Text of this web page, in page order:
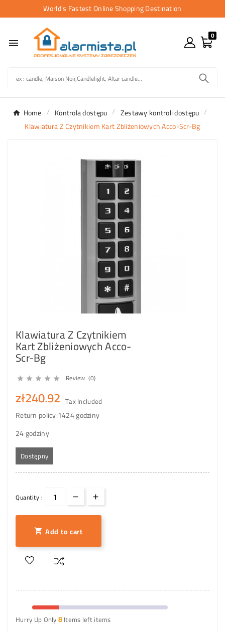
World's Fastest Online Shopping Destination

0
Home Kontrola dostępu
Zestawy kontroli dostępu
Klawiatura Z Czytnikiem Kart Zbliżeniowych Acco-Scr-Bg
Klawiatura Z Czytnikiem
Kart Zbliżeniowych Acco-
Scr-Bg
     Review (0)
zł240.92 Tax Included
Return policy:1424 godziny
24 godziny
Dostępny
Quantity :
 Add to cart
Hurry Up Only8Items left items